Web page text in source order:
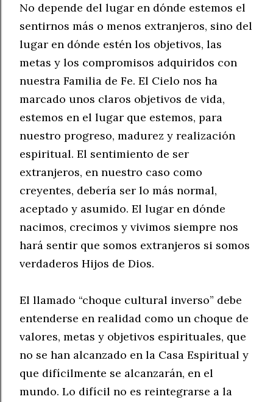
No depende del lugar en dónde estemos el
sentirnos más o menos extranjeros, sino del
lugar en dónde estén los objetivos, las
metas y los compromisos adquiridos con
nuestra Familia de Fe. El Cielo nos ha
marcado unos claros objetivos de vida,
estemos en el lugar que estemos, para
nuestro progreso, madurez y realización
espiritual. El sentimiento de ser
extranjeros, en nuestro caso como
creyentes, debería ser lo más normal,
aceptado y asumido. El lugar en dónde
nacimos, crecimos y vivimos siempre nos
hará sentir que somos extranjeros si somos
verdaderos Hijos de Dios.
El llamado “choque cultural inverso” debe
entenderse en realidad como un choque de
valores, metas y objetivos espirituales, que
no se han alcanzado en la Casa Espiritual y
que difícilmente se alcanzarán, en el
mundo. Lo difícil no es reintegrarse a la